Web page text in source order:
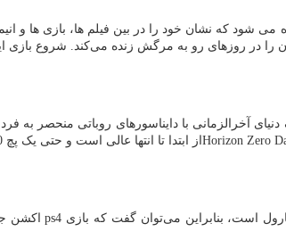
شود که نشان خود را در بین فیلم ها، بازی ها و
را در روزهای رو به مرگش زنده می‌کند. شروع بازی
آخرالزمانی با دایناسورهای روباتی منحصر به
Horizon Zeroاز ابتدا تا انتها عالی است و حتی یک پچ 60 فریم بر ثانیه برای هر کسی که با
است، بنابراین می‌توان گفت که بازی ps4 اکشن